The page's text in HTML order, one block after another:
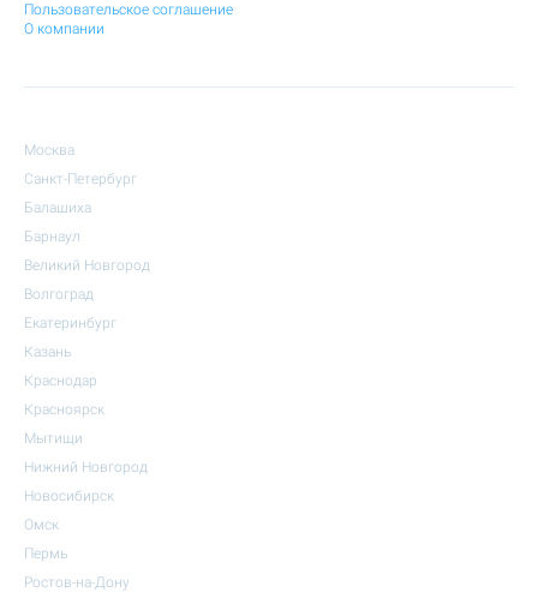
Пользовательское соглашение
О компании
Москва
Санкт-Петербург
Балашиха
Барнаул
Великий Новгород
Волгоград
Екатеринбург
Казань
Краснодар
Красноярск
Мытищи
Нижний Новгород
Новосибирск
Омск
Пермь
Ростов-на-Дону